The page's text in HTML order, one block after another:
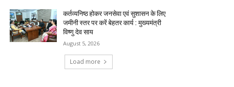
कर्तव्यनिष्ठ होकर जनसेवा एवं सुशासन के लिए
जमीनी स्तर पर करें बेहतर कार्य : मुख्यमंत्री
विष्णु देव साय
August 5, 2026
Load more